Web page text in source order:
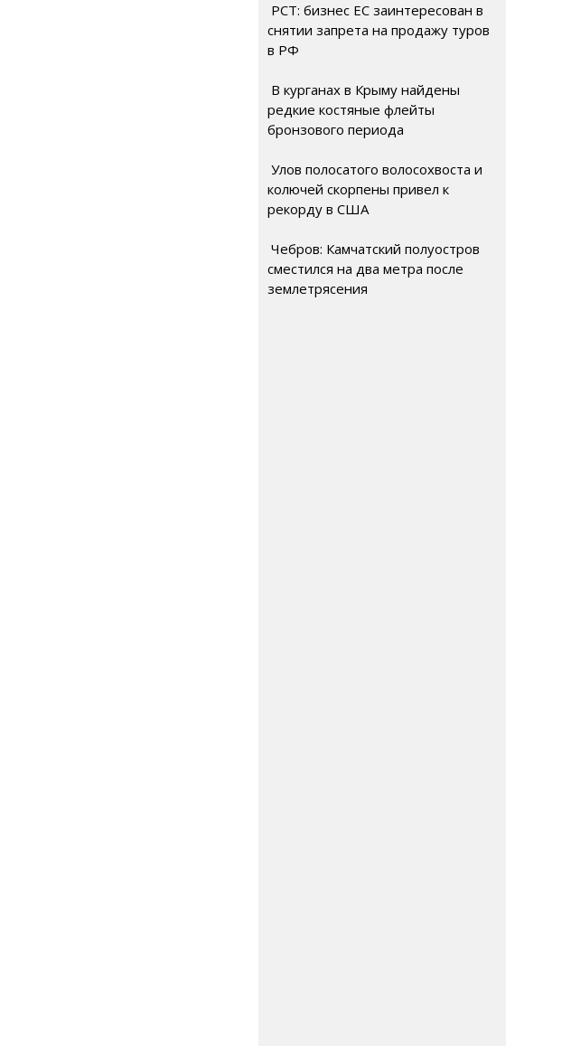
РСТ: бизнес ЕС заинтересован в
снятии запрета на продажу туров
в РФ
В курганах в Крыму найдены
редкие костяные флейты
бронзового периода
Улов полосатого волосохвоста и
колючей скорпены привел к
рекорду в США
Чебров: Камчатский полуостров
сместился на два метра после
землетрясения